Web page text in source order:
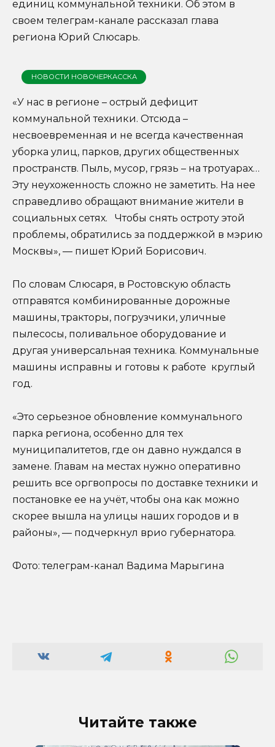
единиц коммунальной техники. Об этом в
своем телеграм-канале рассказал глава
региона Юрий Слюсарь.
НОВОСТИ НОВОЧЕРКАССКА
«У нас в регионе – острый дефицит
коммунальной техники. Отсюда –
несвоевременная и не всегда качественная
уборка улиц, парков, других общественных
пространств. Пыль, мусор, грязь – на тротуарах…
Эту неухоженность сложно не заметить. На нее
справедливо обращают внимание жители в
социальных сетях. Чтобы снять остроту этой
проблемы, обратились за поддержкой в мэрию
Москвы», — пишет Юрий Борисович.
По словам Слюсаря, в Ростовскую область
отправятся комбинированные дорожные
машины, тракторы, погрузчики, уличные
пылесосы, поливальное оборудование и
другая универсальная техника. Коммунальные
машины исправны и готовы к работе круглый
год.
«Это серьезное обновление коммунального
парка региона, особенно для тех
муниципалитетов, где он давно нуждался в
замене. Главам на местах нужно оперативно
решить все оргвопросы по доставке техники и
постановке ее на учёт, чтобы она как можно
скорее вышла на улицы наших городов и в
районы», — подчеркнул врио губернатора.
Фото: телеграм-канал Вадима Марыгина
Читайте также